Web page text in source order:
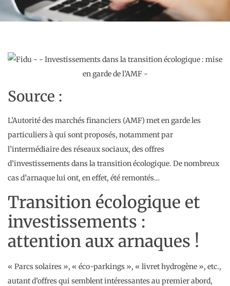
Source :
L’Autorité des marchés financiers (AMF) met en garde les
particuliers à qui sont proposés, notamment par
l’intermédiaire des réseaux sociaux, des offres
d’investissements dans la transition écologique. De nombreux
cas d’arnaque lui ont, en effet, été remontés…
Transition écologique et
investissements :
attention aux arnaques !
« Parcs solaires », « éco-parkings », « livret hydrogène », etc.,
autant d’offres qui semblent intéressantes au premier abord,